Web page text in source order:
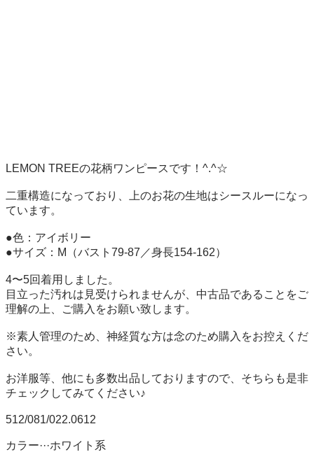
LEMON TREEの花柄ワンピースです！^.^☆
二重構造になっており、上のお花の生地はシースルーになっ
ています。
●色：アイボリー
●サイズ：M（バスト79-87／身長154-162）
4〜5回着用しました。
目立った汚れは見受けられませんが、中古品であることをご
理解の上、ご購入をお願い致します。
※素人管理のため、神経質な方は念のため購入をお控えくだ
さい。
お洋服等、他にも多数出品しておりますので、そちらも是非
チェックしてみてください♪
512/081/022.0612
カラー···ホワイト系